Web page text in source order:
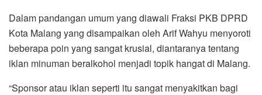
Dalam pandangan umum yang diawali Fraksi PKB DPRD
Kota Malang yang disampaikan oleh Arif Wahyu menyoroti
beberapa poin yang sangat krusial, diantaranya tentang
iklan minuman beralkohol menjadi topik hangat di Malang.
“Sponsor atau iklan seperti itu sangat menyakitkan bagi